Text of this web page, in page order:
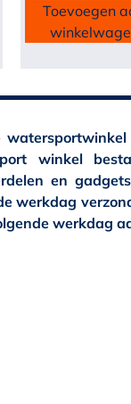
Toevoegen
winkel
en
werkdag
werkdag